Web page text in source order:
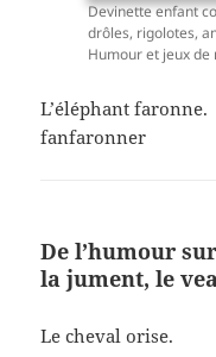
Devinette enfant
drôles, rigolotes,
Humour et jeux de
L’éléphant faronne.
fanfaronner
De l’humour
la jument, le
Le cheval orise.